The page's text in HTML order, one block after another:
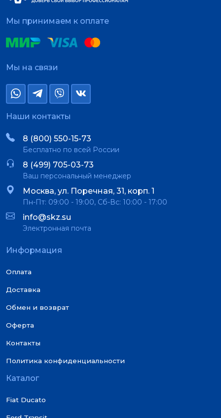
Мы принимаем к оплате
Мы на связи
Наши контакты
8 (800) 550-15-73
Бесплатно по всей России
8 (499) 705-03-73
Ваш персональный менеджер
Москва, ул. Поречная, 31, корп. 1
Пн-Пт: 09:00 - 19:00, Сб-Вс: 10:00 - 17:00
info@skz.su
Электронная почта
Информация
Оплата
Доставка
Обмен и возврат
Оферта
Контакты
Политика конфиденциальности
Каталог
Fiat Ducato